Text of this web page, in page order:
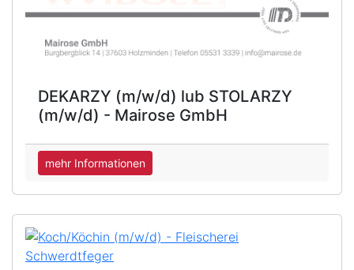
DEKARZY (m/w/d) lub STOLARZY
(m/w/d) - Mairose GmbH
mehr Informationen